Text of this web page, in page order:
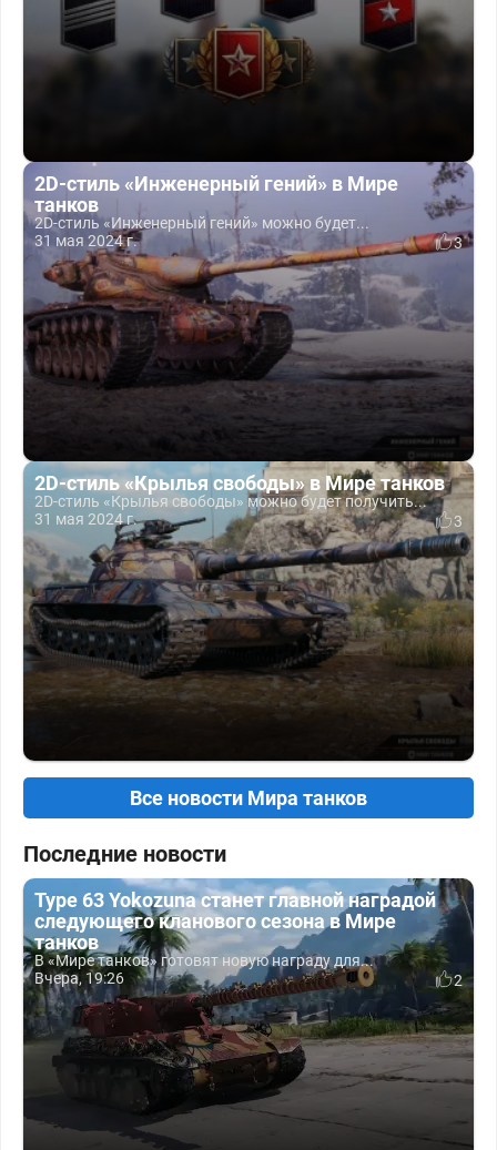
2D-стиль «Инженерный гений» в Мире
танков
2D-стиль «Инженерный гений» можно будет...
31 мая 2024 г.
3
2D-стиль «Крылья свободы» в Мире танков
2D-стиль «Крылья свободы» можно будет получить...
31 мая 2024 г.
3
Все новости Мира танков
Последние новости
Type 63 Yokozuna станет главной наградой
следующего кланового сезона в Мире
танков
В «Мире танков» готовят новую награду для...
Вчера, 19:26
2